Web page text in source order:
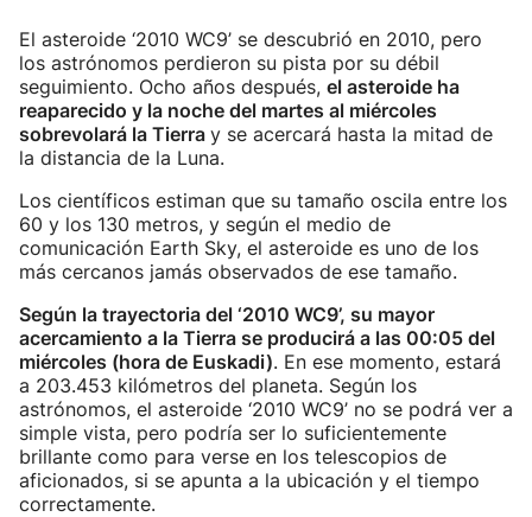
El asteroide ‘2010 WC9’ se descubrió en 2010, pero
los astrónomos perdieron su pista por su débil
seguimiento. Ocho años después, el asteroide ha
reaparecido y la noche del martes al miércoles
sobrevolará la Tierra y se acercará hasta la mitad de
la distancia de la Luna.
Los científicos estiman que su tamaño oscila entre los
60 y los 130 metros, y según el medio de
comunicación Earth Sky, el asteroide es uno de los
más cercanos jamás observados de ese tamaño.
Según la trayectoria del ‘2010 WC9’, su mayor
acercamiento a la Tierra se producirá a las 00:05 del
miércoles (hora de Euskadi). En ese momento, estará
a 203.453 kilómetros del planeta. Según los
astrónomos, el asteroide ‘2010 WC9’ no se podrá ver a
simple vista, pero podría ser lo suficientemente
brillante como para verse en los telescopios de
aficionados, si se apunta a la ubicación y el tiempo
correctamente.